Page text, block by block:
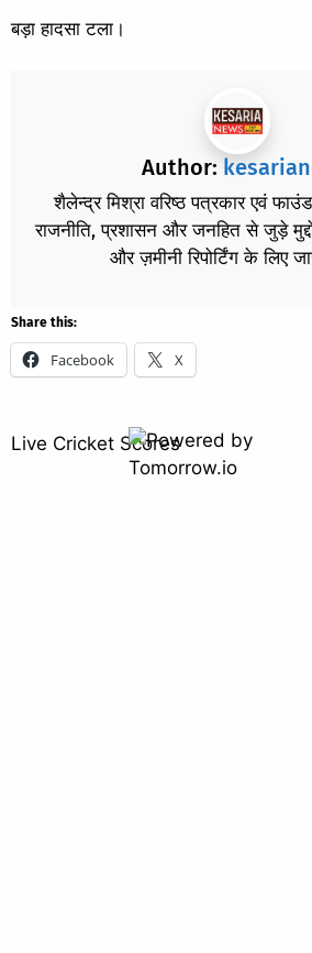
बड़ा हादसा टला।
Author:
शैलेन्द्र मिश्रा वरिष्ठ पत्रकार एवं
राजनीति, प्रशासन और जनहित से जुड़े
और ज़मीनी रिपोर्टिंग के लिए
Share this:
Facebook X
Live Cricket Scores